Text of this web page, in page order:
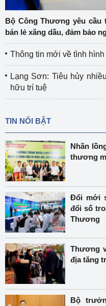
Bộ Công Thương yêu cầu
bán lẻ xăng dầu, đảm bảo
Thông tin mới về tình
Lạng Sơn: Tiêu hủy
hữu trí tuệ
TIN NỔI BẬT
Nhãn
thương
Đổi mới
đổi số
Thương
Thương
địa tăng
Bộ